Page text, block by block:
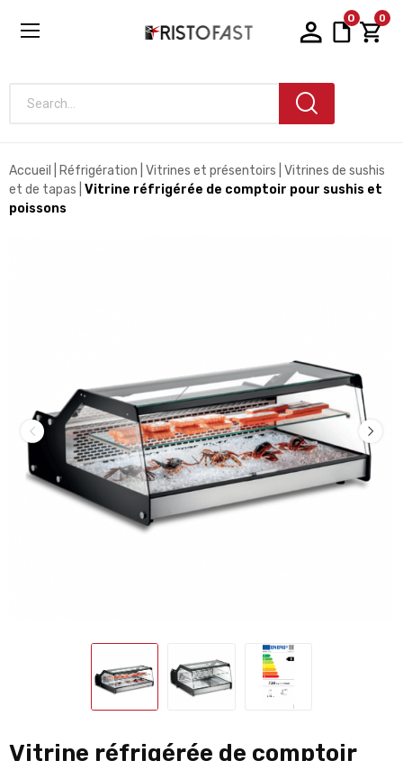
0 0
Search...
Accueil Réfrigération Vitrines et présentoirs Vitrines de sushis
et de tapas Vitrine réfrigérée de comptoir pour sushis et
poissons
Vitrine réfrigérée de comptoir